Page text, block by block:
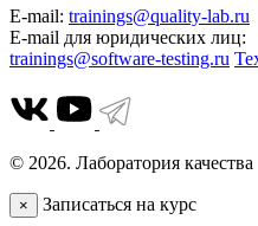
E-mail: trainings@quality-lab.ru
E-mail для юридических лиц:
trainings@software-testing.ru
© 2026. Лаборатория качества
× Записаться на курс